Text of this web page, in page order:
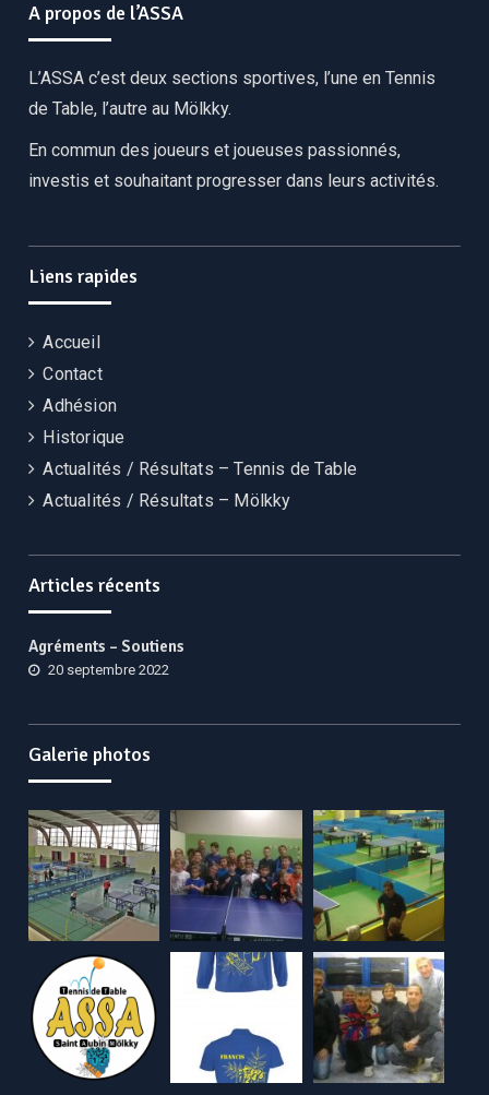
A propos de l’ASSA
L’ASSA c’est deux sections sportives, l’une en Tennis
de Table, l’autre au Mölkky.
En commun des joueurs et joueuses passionnés,
investis et souhaitant progresser dans leurs activités.
Liens rapides
Accueil
Contact
Adhésion
Historique
Actualités / Résultats – Tennis de Table
Actualités / Résultats – Mölkky
Articles récents
Agréments – Soutiens
20 septembre 2022
Galerie photos